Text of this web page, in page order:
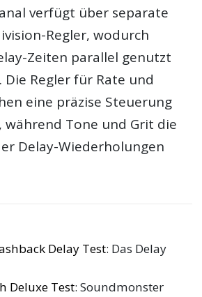
verfügt über separate
Regler, wodurch
Zeiten parallel genutzt
Regler für Rate und
eine präzise Steuerung
Tone und Grit die
Delay-Wiederholungen
Delay Test: Das Delay
Deluxe Test: Soundmonster